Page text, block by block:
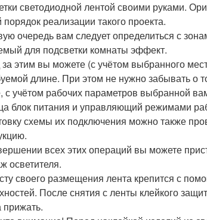
светодиодной лентой своими руками.
реализации такого проекта.
очередь вам следует определиться с
для подсветки комнаты эффект.
этим вы можете (с учётом выбранного
длине. При этом не нужно забывать о
с учётом рабочих параметров выбранной
блок питания и управляющий режимами
схемы их подключения можно также
всех этих операций вы можете
осветителя.
своего размещения лента крепится с
После снятия с ленты клейкого
прижать.